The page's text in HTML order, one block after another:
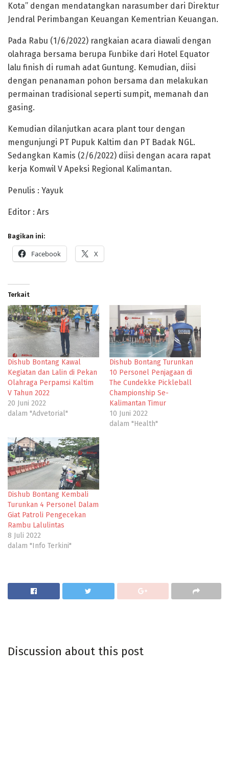
Kota” dengan mendatangkan narasumber dari Direktur
Jendral Perimbangan Keuangan Kementrian Keuangan.
Pada Rabu (1/6/2022) rangkaian acara diawali dengan
olahraga bersama berupa Funbike dari Hotel Equator
lalu finish di rumah adat Guntung. Kemudian, diisi
dengan penanaman pohon bersama dan melakukan
permainan tradisional seperti sumpit, memanah dan
gasing.
Kemudian dilanjutkan acara plant tour dengan
mengunjungi PT Pupuk Kaltim dan PT Badak NGL.
Sedangkan Kamis (2/6/2022) diisi dengan acara rapat
kerja Komwil V Apeksi Regional Kalimantan.
Penulis : Yayuk
Editor : Ars
Bagikan ini:
Facebook X
Terkait
Dishub Bontang Kawal
Kegiatan dan Lalin di Pekan
Olahraga Perpamsi Kaltim
V Tahun 2022
20 Juni 2022
dalam "Advetorial"
Dishub Bontang Turunkan
10 Personel Penjagaan di
The Cundekke Pickleball
Championship Se-
Kalimantan Timur
10 Juni 2022
dalam "Health"
Dishub Bontang Kembali
Turunkan 4 Personel Dalam
Giat Patroli Pengecekan
Rambu Lalulintas
8 Juli 2022
dalam "Info Terkini"
Discussion about this post